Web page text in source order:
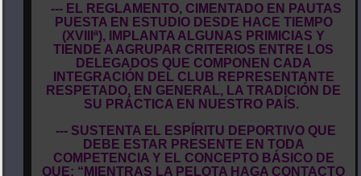
--- EL REGLAMENTO, CIMENTADO EN PAUTAS
PUESTA EN ESTUDIO DESDE HACE TIEMPO
(XVIIIª), IMPLANTA ALGUNAS PRIMICIAS Y
TIENDE A AGRUPAR CRITERIOS ENTRE LOS
DELEGADOS QUE COMPONEN CADA
INTEGRACIÓN DEL CLUB REPRESENTANTE
RESPETADO, EN GENERAL, LA TRADICIÓN DE
SU PRÁCTICA EN NUESTRO PAÍS.
--- SUSTENTA EL ESPÍRITU DEPORTIVO QUE
DEBE ESTAR PRESENTE EN TODA
COMPETENCIA Y EL CONCEPTO BÁSICO DE
QUE: “MIENTRAS LA PELOTA HAGA CONTACTO